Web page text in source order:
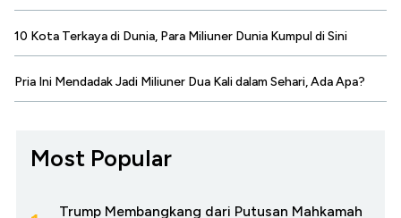
10 Kota Terkaya di Dunia, Para Miliuner Dunia Kumpul di Sini
Pria Ini Mendadak Jadi Miliuner Dua Kali dalam Sehari, Ada Apa?
Most Popular
Trump Membangkang dari Putusan Mahkamah